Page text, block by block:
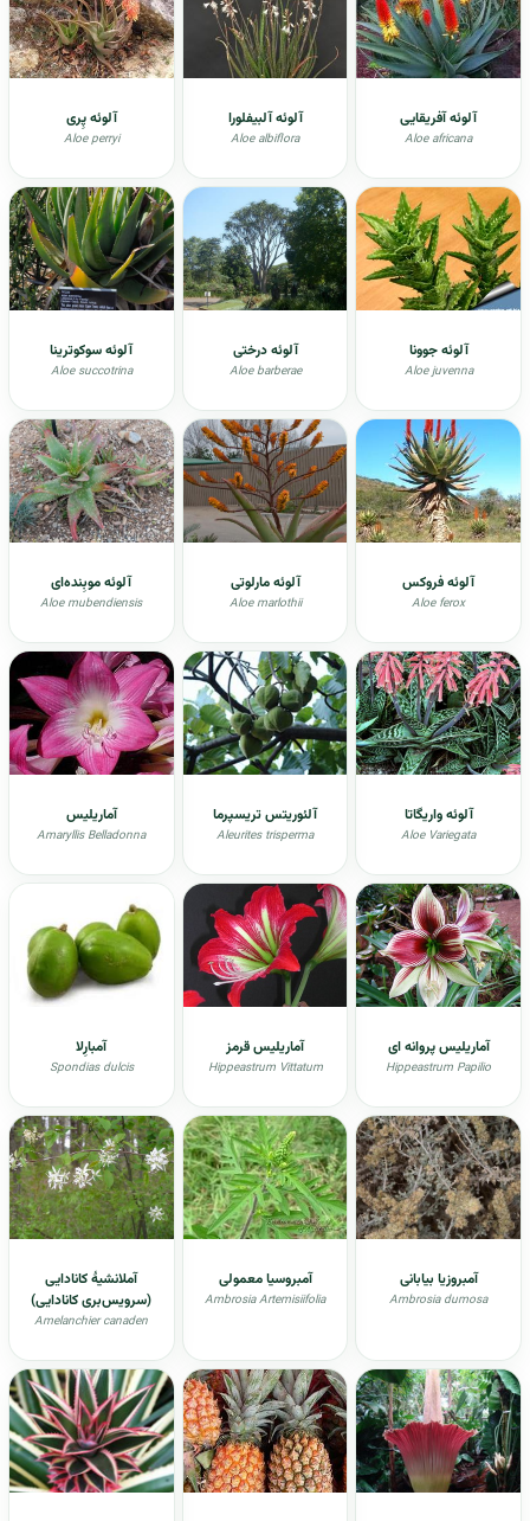
آلوئه آفریقایی
Aloe africana
آلوئه آلبیفلورا
Aloe albiflora
آلوئه پِری
Aloe perryi
آلوئه جوونا
Aloe juvenna
آلوئه درختی
Aloe barberae
آلوئه سوکوترینا
Aloe succotrina
آلوئه فروکس
Aloe ferox
آلوئه مارلوتی
Aloe marlothii
آلوئه موبِنده‌ای
Aloe mubendiensis
آلوئه واریگاتا
Aloe Variegata
آلئوریتس تریسپرما
Aleurites trisperma
آماریلیس
Amaryllis Belladonna
آماریلیس پروانه ای
Hippeastrum Papilio
آماریلیس قرمز
Hippeastrum Vittatum
آمبارِلا
Spondias dulcis
آمبروزیا بیابانی
Ambrosia dumosa
آمبروسیا معمولی
Ambrosia Artemisiifolia
آملانشیۀ کانادایی
(سرویس‌بری کانادایی)
Amelanchier canaden